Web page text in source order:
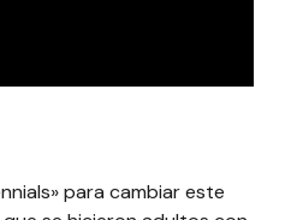
» para cambiar este